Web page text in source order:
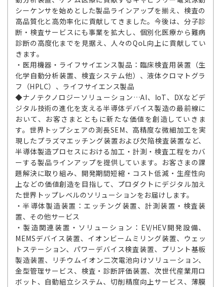
シーケンサを始めとした製品ラインアップを揃え、検査の
高品質化と高効率化に貢献してきました。今後は、分子診
断・検査サービスにも事業を拡大し、個別化医療から難病
診断の高度化までを見据え、人々のQoL向上に貢献してい
きます。
・医用機器・ライフサイエンス製品：臨床検査用装置（生
化学自動分析装置、検査システム他）、液体クロマトグラ
フ（HPLC）、ライフサイエンス製品
◆ナノテクノロジーソリューション…AI、IoT、DXなどデ
ジタル技術の進化を支える半導体デバイス製造の最前線に
おいて、お客さまとともに新たな価値を創造していきま
す。世界トップシェアの測長SEM、高精度な微細加工を実
現したプラズマエッチング装置および欠陥検査装置など、
半導体製造プロセスにおける加工・計測・検査工程をカバ
ーする製品ラインアップを提供しています。お客さまの課
題解決に取り組み、開発期間短縮・コスト低減・生産性向
上などの価値創造を目指して、プロダクトにデジタル加え
た世界トップレベルのソリューションをお届けします。
・半導体製造装置：エッチング装置、計測装置・検査装
置、その他サービス
・製造関連装置・ソリューション：EV/HEV開発設備、
MEMSデバイス装置、イオンビームミリング装置、ウェッ
トステーション、パワーデバイス検査装置、プリント基板
製造装置、リチウムイオン二次電池向けソリューション、
金型管理サービス、検査・診断評価装置、次世代産業用ロ
ボット、自動組立システム、切削精度向上サービス、薄膜